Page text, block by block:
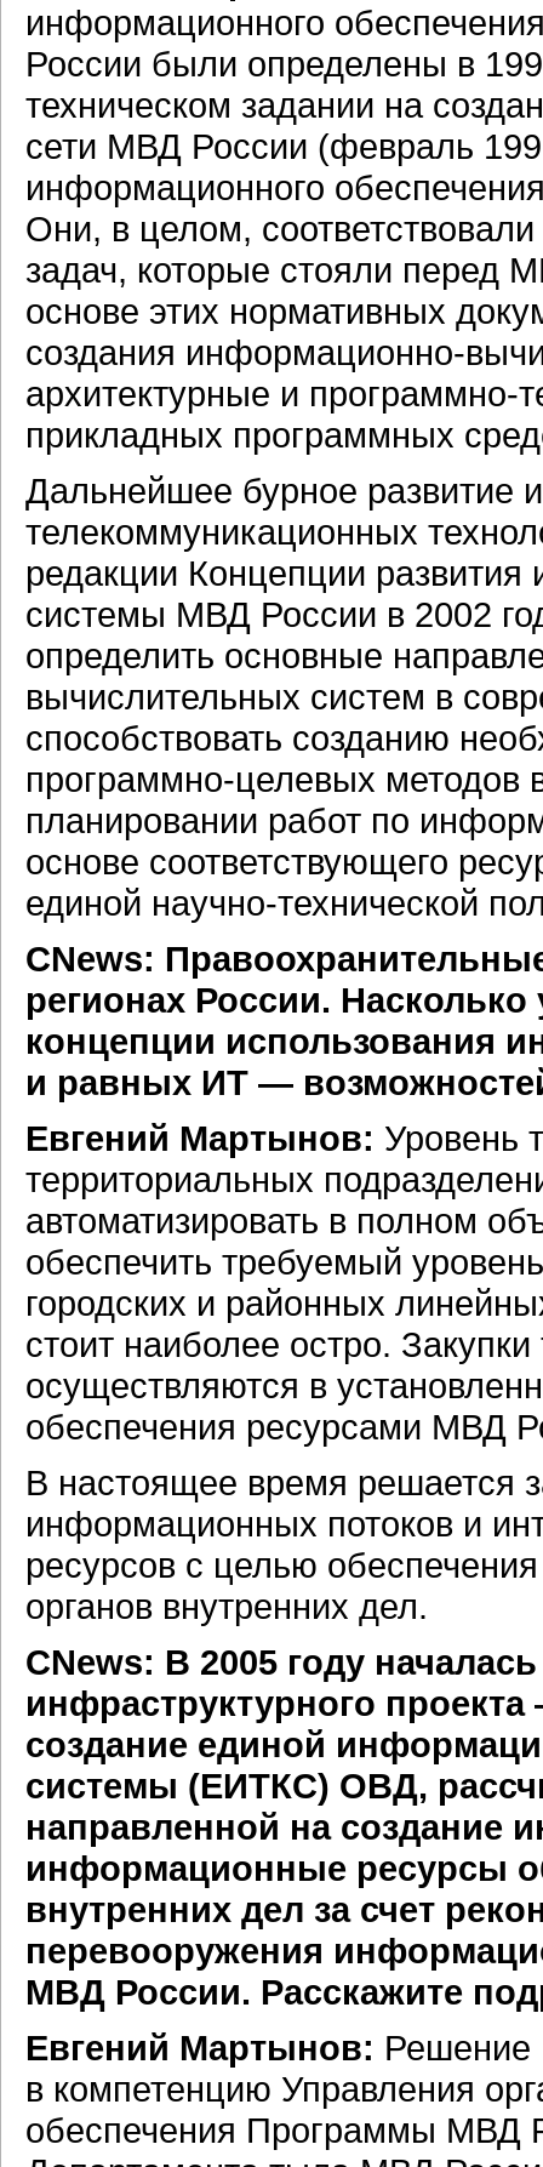
информационного
России были определены в
техническом задании на
сети МВД России (февраль
информационного
Они, в целом,
задач, которые стояли перед
основе этих нормативных
создания информационно-
архитектурные и программно-
прикладных программных
Дальнейшее бурное развитие
телекоммуникационных
редакции Концепции
системы МВД России в 2002
определить основные
вычислительных систем в
способствовать созданию
программно-целевых методов
планировании работ по
основе соответствующего
единой научно-технической
CNews:
регионах России.
концепции использования
и равных ИТ —
Евгений Мартынов: Уровень
территориальных
автоматизировать в полном
обеспечить требуемый
городских и районных
стоит наиболее остро.
осуществляются в
обеспечения ресурсами МВД
В настоящее время решается
информационных потоков и
ресурсов с целью
органов внутренних дел.
CNews: В 2005 году
инфраструктурного
создание единой
системы (ЕИТКС) ОВД,
направленной на создание
информационные ресурсы
внутренних дел за счет
перевооружения
МВД России. Расскажите
Евгений Мартынов: Решение
в компетенцию Управления
обеспечения Программы